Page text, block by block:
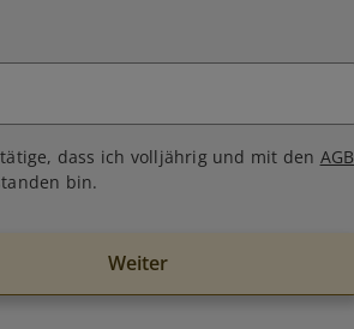
dass ich volljährig und mit den AGB
bin.
Weiter